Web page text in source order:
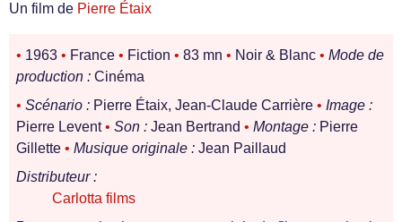
Un film de Pierre Étaix
• 1963 • France • Fiction • 83 mn • Noir & Blanc • Mode de
production : Cinéma
• Scénario : Pierre Étaix, Jean-Claude Carrière • Image :
Pierre Levent• Son : Jean Bertrand • Montage : Pierre
Gillette • Musique originale : Jean Paillaud
Distributeur :
Carlotta films